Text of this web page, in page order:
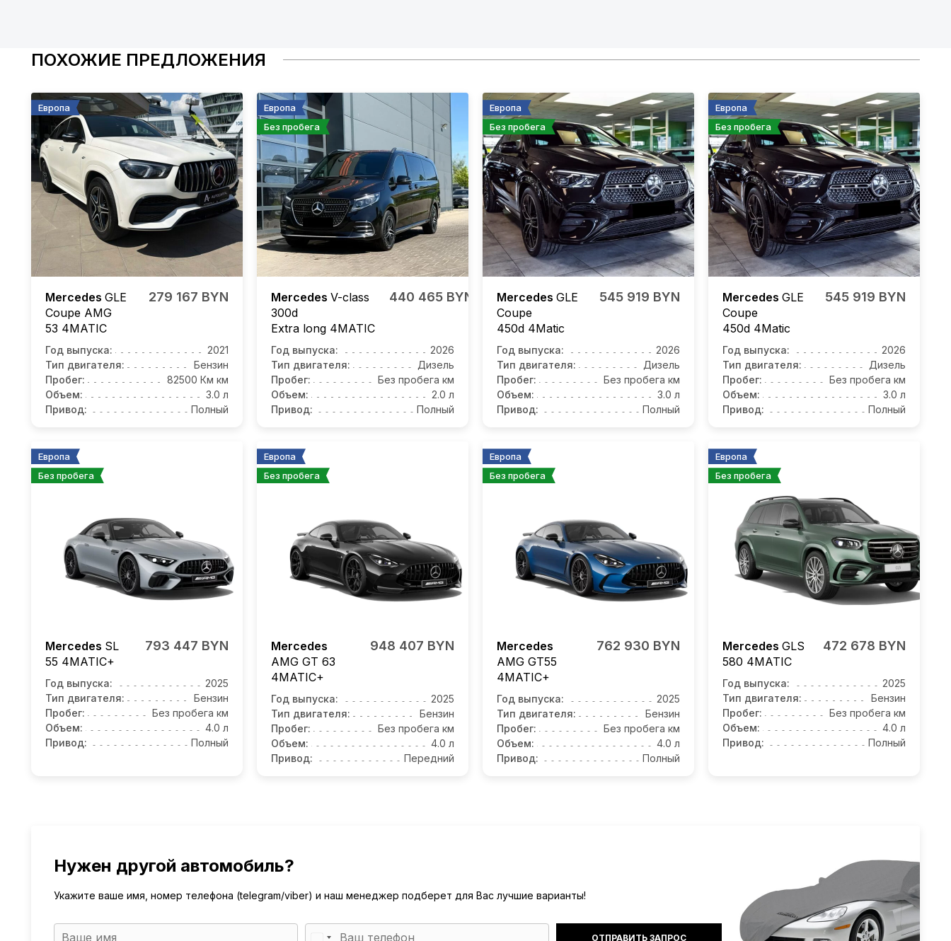
ПОХОЖИЕ ПРЕДЛОЖЕНИЯ
Европа
Mercedes GLE
Coupe AMG
53 4MATIC
279 167 BYN
Год выпуска:
2021
Тип двигателя:
Бензин
Пробег:
82500 Км км
Объем:
3.0 л
Привод:
Полный
Европа
Без пробега
Mercedes V-class
300d
Еxtra long 4MATIС
440 465 BYN
Год выпуска:
2026
Тип двигателя:
Дизель
Пробег:
Без пробега км
Объем:
2.0 л
Привод:
Полный
Европа
Без пробега
Mercedes GLE
Coupe
450d 4Matic
545 919 BYN
Год выпуска:
2026
Тип двигателя:
Дизель
Пробег:
Без пробега км
Объем:
3.0 л
Привод:
Полный
Европа
Без пробега
Mercedes GLE
Coupe
450d 4Matic
545 919 BYN
Год выпуска:
2026
Тип двигателя:
Дизель
Пробег:
Без пробега км
Объем:
3.0 л
Привод:
Полный
Европа
Без пробега
Mercedes SL
55 4MATIC+
793 447 BYN
Год выпуска:
2025
Тип двигателя:
Бензин
Пробег:
Без пробега км
Объем:
4.0 л
Привод:
Полный
Европа
Без пробега
Mercedes
AMG GT 63
4MATIC+
948 407 BYN
Год выпуска:
2025
Тип двигателя:
Бензин
Пробег:
Без пробега км
Объем:
4.0 л
Привод:
Передний
Европа
Без пробега
Mercedes
AMG GT55
4MATIC+
762 930 BYN
Год выпуска:
2025
Тип двигателя:
Бензин
Пробег:
Без пробега км
Объем:
4.0 л
Привод:
Полный
Европа
Без пробега
Mercedes GLS
580 4MATIC
472 678 BYN
Год выпуска:
2025
Тип двигателя:
Бензин
Пробег:
Без пробега км
Объем:
4.0 л
Привод:
Полный
Нужен другой автомобиль?
Укажите ваше имя, номер телефона (telegram/viber) и наш менеджер подберет для Вас лучшие варианты!